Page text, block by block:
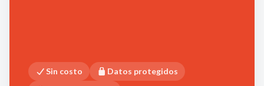
Sin costo
Datos protegidos